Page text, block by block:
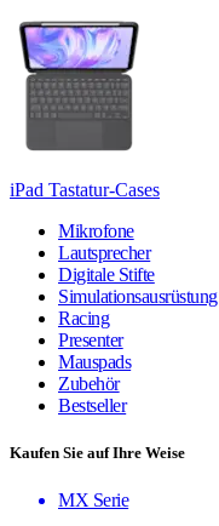
iPad Tastatur-Cases
Mikrofone
Lautsprecher
Digitale Stifte
Simulationsausrüstung
Racing
Presenter
Mauspads
Zubehör
Bestseller
Kaufen Sie auf Ihre Weise
MX Serie